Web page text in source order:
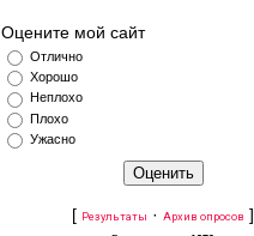
Оцените мой сайт
Отлично
Хорошо
Неплохо
Плохо
Ужасно
[ Результаты · Архив опросов ]